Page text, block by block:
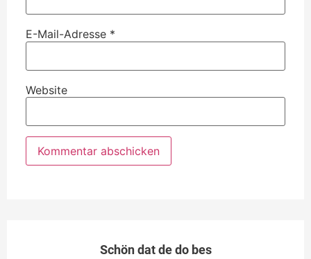
E-Mail-Adresse *
Website
Schön dat de do bes